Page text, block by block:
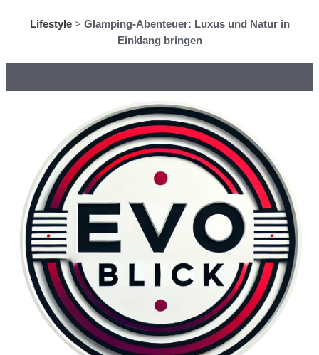
Lifestyle> Glamping-Abenteuer: Luxus und Natur in
Einklang bringen